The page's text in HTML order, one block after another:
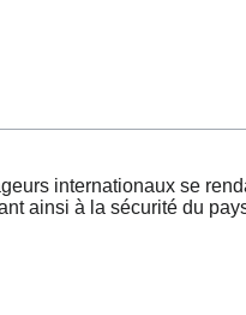
internationaux se
ainsi à la sécurité du